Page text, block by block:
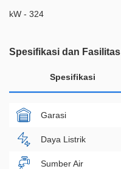
kW - 324
Spesifikasi dan Fasilitas
Spesifikasi
Garasi
Daya Listrik
Sumber Air